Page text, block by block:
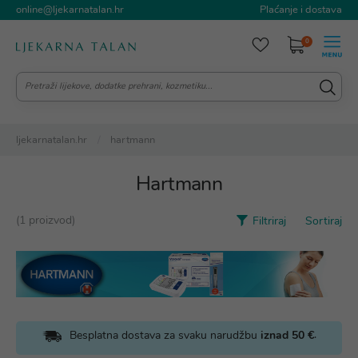
online@ljekarnatalan.hr Plaćanje i dostava
0
ljekarnatalan.hr hartmann
Hartmann
(1 proizvod) Filtriraj Sortiraj
Besplatna dostava za svaku narudžbu iznad 50 €.